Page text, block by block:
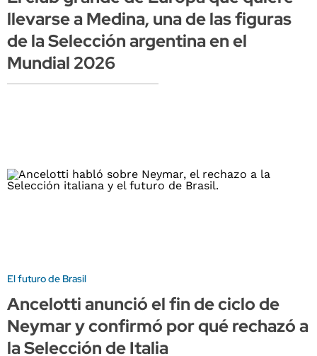
llevarse a Medina, una de las figuras
de la Selección argentina en el
Mundial 2026
El futuro de Brasil
Ancelotti anunció el fin de ciclo de
Neymar y confirmó por qué rechazó a
la Selección de Italia